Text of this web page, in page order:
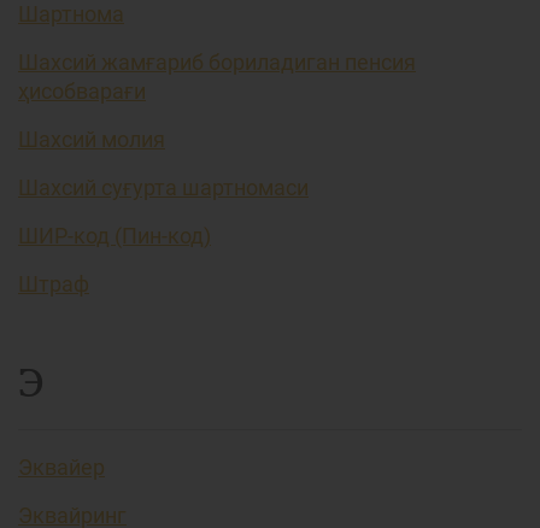
Шартнома
Шахсий жамғариб бориладиган пенсия
ҳисобварағи
Шахсий молия
Шахсий суғурта шартномаси
ШИР-код (Пин-код)
Штраф
Э
Эквайер
Эквайринг